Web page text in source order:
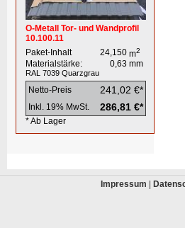
O-Metall Tor- und Wandprofil
10.100.11
Paket-Inhalt
24,150 m2
Materialstärke: 0,63 mm
RAL 7039 Quarzgrau
Netto-Preis 241,02 €*
Inkl. 19% MwSt. 286,81 €*
* Ab Lager
Impressum